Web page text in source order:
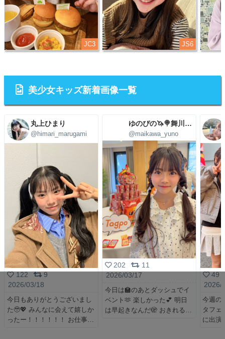
JC3 JS6
美少女キッズ新着画像一覧
丸上ひまり
@himari_marugami
122
9
2026/03/18
今日もありがとうございまし
た🥹💖 みんなに会えて嬉しか
ったー！！！！！！ お仕事
ゆのぴの🦄🍭舞川ゆの🩷4/29(水)㊗5周年LIVE
@maikawa_yuno
202
11
2026/03/17
今日は🏫のあとダッシュでイ
ベント🫶 楽しかった💕 明日
は早起きなんだ🫣 おきれる
49
2026/
今週の
タフェ
に出演